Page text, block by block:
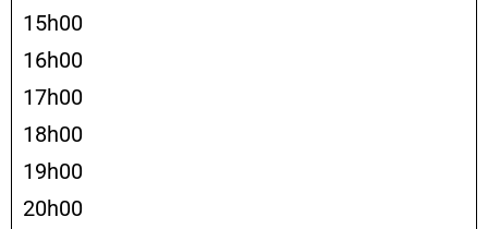
15h00
16h00
17h00
18h00
19h00
20h00